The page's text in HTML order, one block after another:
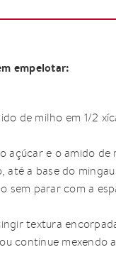
empelotar:
de milho em 1/2
açúcar e o amido de
a base do
sem parar com a
textura
continue